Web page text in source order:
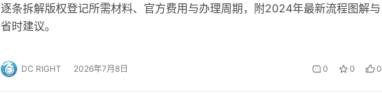
逐条拆解版权登记所需材料、官方费用与办理周期，附2024年最新流程图解与
省时建议。
DC RIGHT 2026年7月8日 0 0 0